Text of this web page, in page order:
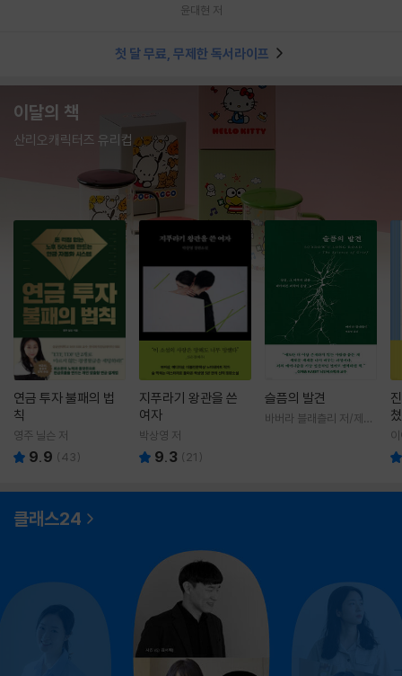
윤대현 저
첫 달 무료, 무제한 독서라이프
이달의 책
산리오캐릭터즈 유리컵
연금 투자 불패의 법
칙
영주 닐슨 저
9.9 (43)
지푸라기 왕관을 쓴
여자
박상영 저
9.3 ( 21 )
슬픔의 발견
바버라 블래츨리 저/제효
클래스24